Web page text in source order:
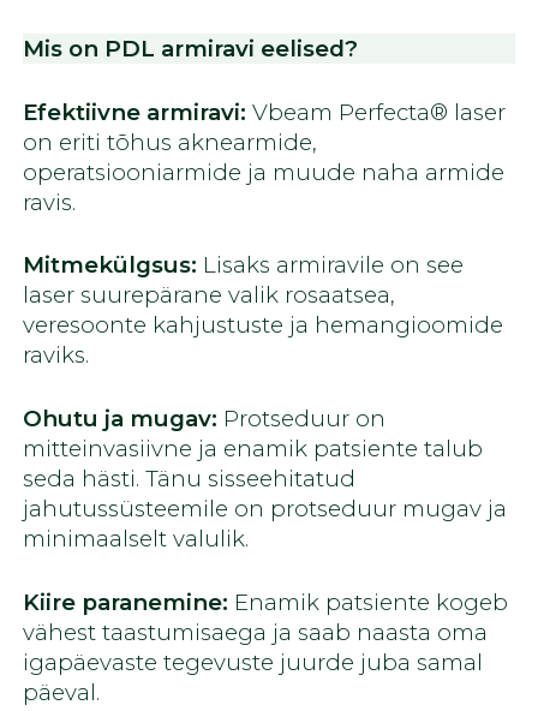
Mis on PDL armiravi eelised?
Efektiivne armiravi: Vbeam Perfecta® laser
on eriti tõhus aknearmide,
operatsiooniarmide ja muude naha armide
ravis.
Mitmekülgsus: Lisaks armiravile on see
laser suurepärane valik rosaatsea,
veresoonte kahjustuste ja hemangioomide
raviks.
Ohutu ja mugav: Protseduur on
mitteinvasiivne ja enamik patsiente talub
seda hästi. Tänu sisseehitatud
jahutussüsteemile on protseduur mugav ja
minimaalselt valulik.
Kiire paranemine: Enamik patsiente kogeb
vähest taastumisaega ja saab naasta oma
igapäevaste tegevuste juurde juba samal
päeval.